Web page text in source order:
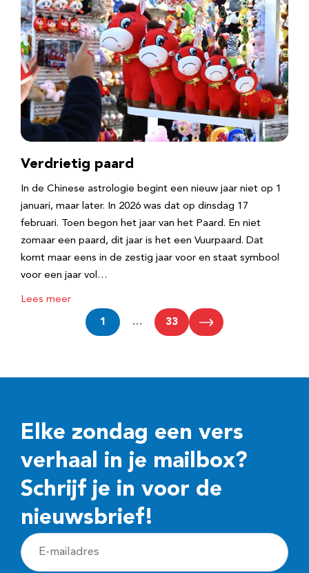
Verdrietig paard
In de Chinese astrologie begint een nieuw jaar niet op 1
januari, maar later. In 2026 was dat op dinsdag 17
februari. Toen begon het jaar van het Paard. En niet
zomaar een paard, dit jaar is het een Vuurpaard. Dat
komt maar eens in de zestig jaar voor en staat symbool
voor een jaar vol…
Lees meer
1 … 33
Elke zondag een vers
verhaal in je mailbox?
Schrijf je in voor de
nieuwsbrief!
E
-